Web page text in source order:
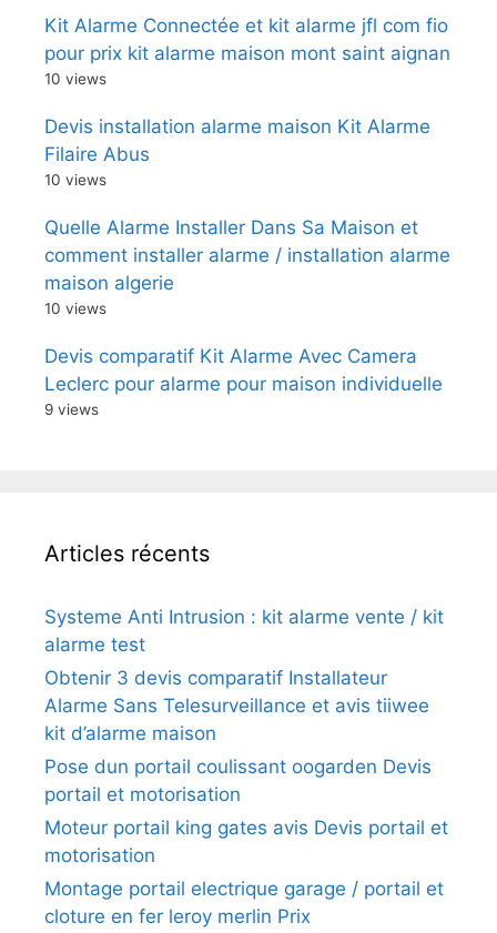
Kit Alarme Connectée et kit alarme jfl com fio
pour prix kit alarme maison mont saint aignan
10 views
Devis installation alarme maison Kit Alarme
Filaire Abus
10 views
Quelle Alarme Installer Dans Sa Maison et
comment installer alarme / installation alarme
maison algerie
10 views
Devis comparatif Kit Alarme Avec Camera
Leclerc pour alarme pour maison individuelle
9 views
Articles récents
Systeme Anti Intrusion : kit alarme vente / kit
alarme test
Obtenir 3 devis comparatif Installateur
Alarme Sans Telesurveillance et avis tiiwee
kit d’alarme maison
Pose dun portail coulissant oogarden Devis
portail et motorisation
Moteur portail king gates avis Devis portail et
motorisation
Montage portail electrique garage / portail et
cloture en fer leroy merlin Prix